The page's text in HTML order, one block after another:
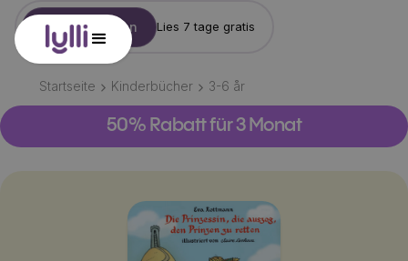
Konto erstellen Lies 7 tage gratis
Startseite Kinderbücher 3-6 år
50% Rabatt für 3 Monat